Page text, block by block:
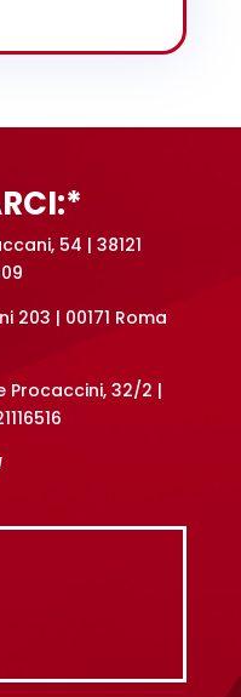
54 | 38121
203 | 00171 Roma
Procaccini, 32/2 |